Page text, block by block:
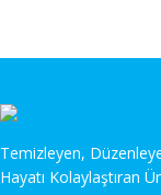
Temizleyen,
Hayatı Kolaylaştıran